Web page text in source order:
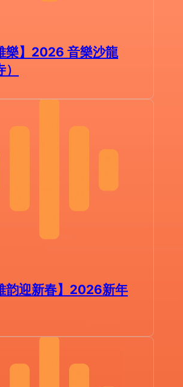
樂】2026 音樂沙龍
韵迎新春】2026新年